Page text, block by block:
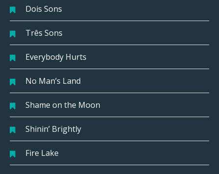
Dois Sons
Três Sons
Everybody Hurts
No Man’s Land
Shame on the Moon
Shinin’ Brightly
Fire Lake